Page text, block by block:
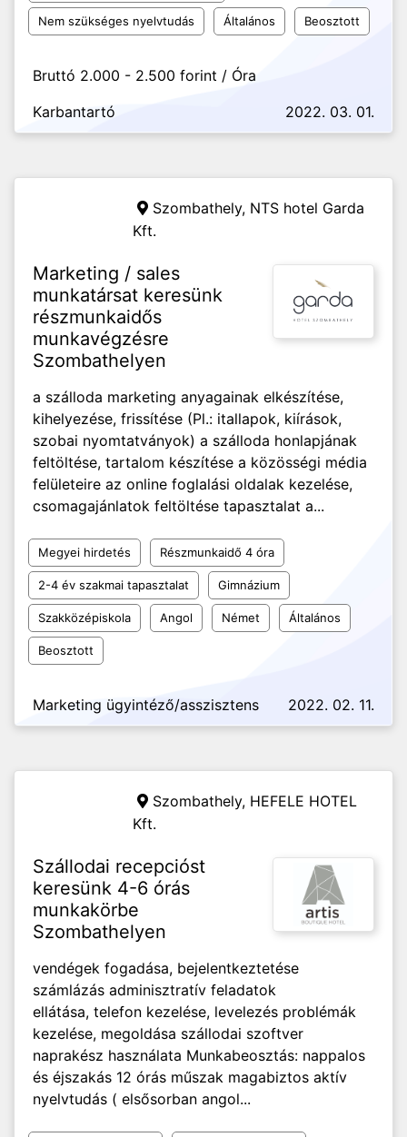
Nem szükséges nyelvtudás Általános Beosztott
Bruttó 2.000 - 2.500 forint / Óra
Karbantartó
2022. 03. 01.
Szombathely, NTS hotel Garda
Kft.
Marketing / sales
munkatársat keresünk
részmunkaidős
munkavégzésre
Szombathelyen
a szálloda marketing anyagainak elkészítése,
kihelyezése, frissítése (Pl.: itallapok, kiírások,
szobai nyomtatványok) a szálloda honlapjának
feltöltése, tartalom készítése a közösségi média
felületeire az online foglalási oldalak kezelése,
csomagajánlatok feltöltése tapasztalat a...
Megyei hirdetés Részmunkaidő 4 óra
2-4 év szakmai tapasztalat Gimnázium
Szakközépiskola Angol Német Általános
Beosztott
Marketing ügyintéző/asszisztens 2022. 02. 11.
Szombathely, HEFELE HOTEL
Kft.
Szállodai recepcióst
keresünk 4-6 órás
munkakörbe
Szombathelyen
vendégek fogadása, bejelentkeztetése
számlázás adminisztratív feladatok
ellátása, telefon kezelése, levelezés problémák
kezelése, megoldása szállodai szoftver
naprakész használata Munkabeosztás: nappalos
és éjszakás 12 órás műszak magabiztos aktív
nyelvtudás ( elsősorban angol...